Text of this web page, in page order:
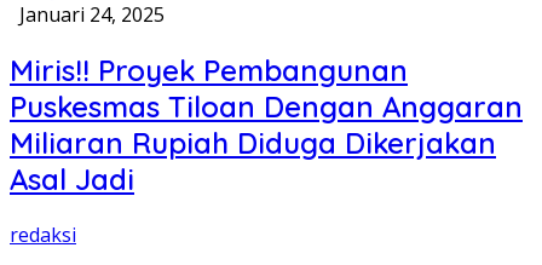
Januari 24, 2025
Miris!! Proyek Pembangunan
Puskesmas Tiloan Dengan Anggaran
Miliaran Rupiah Diduga Dikerjakan
Asal Jadi
redaksi